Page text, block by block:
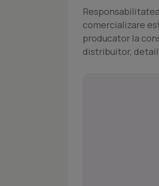
comercializare
producator la
distribuitor,